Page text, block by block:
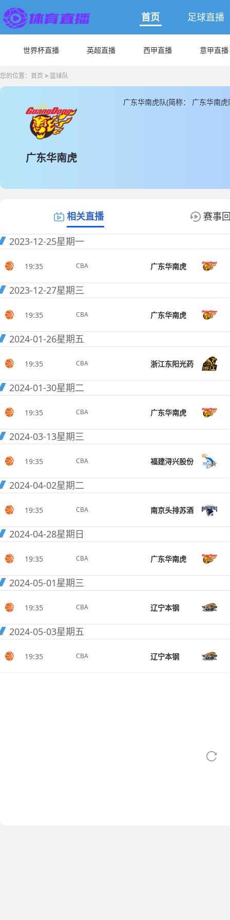
首页 足球直播
世界杯直播 英超直播 西甲直播 意甲直播
您的位置： 首页 > 篮球队
广东华南虎
广东华南虎队(简称： 广东华南
相关直播 赛事
2023-12-25星期一
19:35 CBA 广东华南虎
2023-12-27星期三
19:35 CBA 广东华南虎
2024-01-26星期五
19:35 CBA 浙江东阳光药
2024-01-30星期二
19:35 CBA 广东华南虎
2024-03-13星期三
19:35 CBA 福建浔兴股份
2024-04-02星期二
19:35 CBA 南京头排苏酒
2024-04-28星期日
19:35 CBA 广东华南虎
2024-05-01星期三
19:35 CBA 辽宁本钢
2024-05-03星期五
19:35 CBA 辽宁本钢